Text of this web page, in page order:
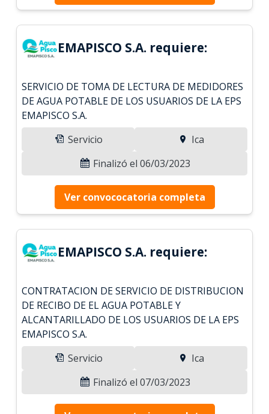
EMAPISCO S.A. requiere:
SERVICIO DE TOMA DE LECTURA DE MEDIDORES
DE AGUA POTABLE DE LOS USUARIOS DE LA EPS
EMAPISCO S.A.
Servicio
Ica
Finalizó el 06/03/2023
Ver convococatoria completa
EMAPISCO S.A. requiere:
CONTRATACION DE SERVICIO DE DISTRIBUCION
DE RECIBO DE EL AGUA POTABLE Y
ALCANTARILLADO DE LOS USUARIOS DE LA EPS
EMAPISCO S.A.
Servicio
Ica
Finalizó el 07/03/2023